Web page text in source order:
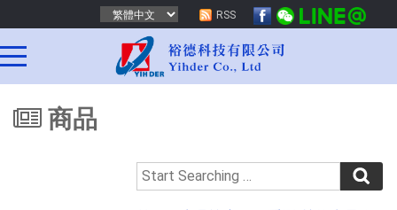
RSS
商品